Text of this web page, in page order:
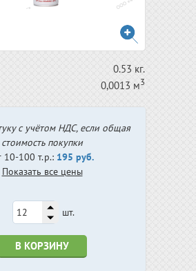
0.53 кг.
0,0013 м3
с учётом НДС, если общая
стоимость покупки
10-100 т.р.: 195 руб.
Показать все цены
шт.
В КОРЗИНУ